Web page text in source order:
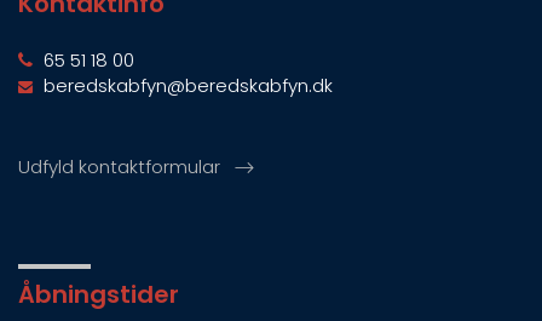
65 51 18 00
beredskabfyn@beredskabfyn.dk
Udfyld kontaktformular
Åbningstider